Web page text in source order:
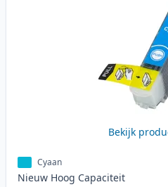
Bekijk
Cyaan
Nieuw Hoog Capaciteit